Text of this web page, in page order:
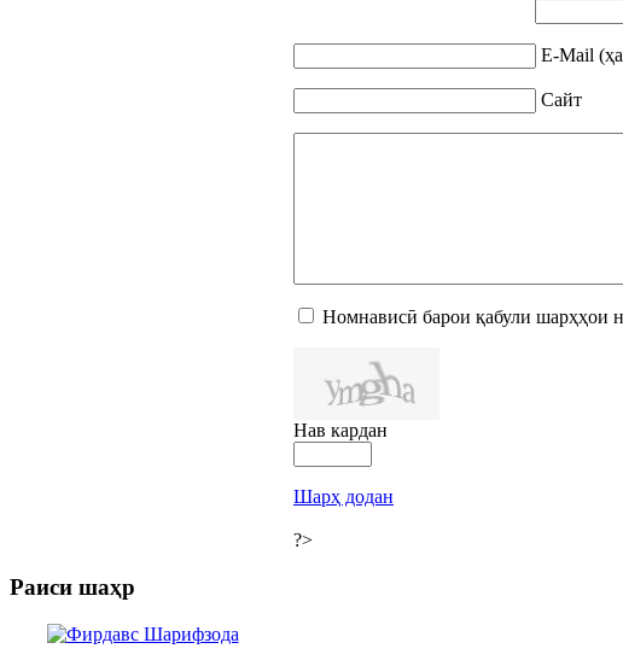
E-Mail
Сайт
Номнависӣ барои қабули шарҳҳои
Нав кардан
Шарҳ додан
?>
Раиси шаҳр